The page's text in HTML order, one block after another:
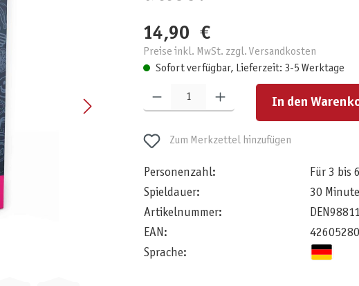
14,90 €
Preise inkl. MwSt. zzgl. Versandkosten
Sofort verfügbar, Lieferzeit: 3-5 Werktage
Produkt Anzahl: Gib den gewünschten Wert ein oder benutze
In den
Zum Merkzettel hinzufügen
Personenzahl:
Für 3 bis
Spieldauer:
30
Artikelnummer:
DEN98811
EAN:
Sprache: